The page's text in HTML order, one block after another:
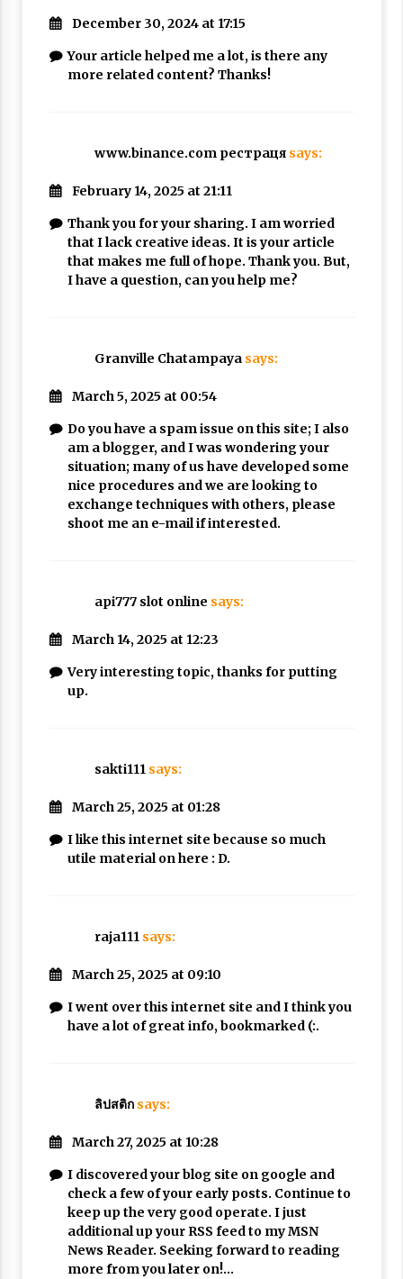
December 30, 2024 at 17:15
Your article helped me a lot, is there any
more related content? Thanks!
www.binance.com рестраця says:
February 14, 2025 at 21:11
Thank you for your sharing. I am worried
that I lack creative ideas. It is your article
that makes me full of hope. Thank you. But,
I have a question, can you help me?
Granville Chatampaya says:
March 5, 2025 at 00:54
Do you have a spam issue on this site; I also
am a blogger, and I was wondering your
situation; many of us have developed some
nice procedures and we are looking to
exchange techniques with others, please
shoot me an e-mail if interested.
api777 slot online says:
March 14, 2025 at 12:23
Very interesting topic, thanks for putting
up.
sakti111 says:
March 25, 2025 at 01:28
I like this internet site because so much
utile material on here : D.
raja111 says:
March 25, 2025 at 09:10
I went over this internet site and I think you
have a lot of great info, bookmarked (:.
ลิปสติก says:
March 27, 2025 at 10:28
I discovered your blog site on google and
check a few of your early posts. Continue to
keep up the very good operate. I just
additional up your RSS feed to my MSN
News Reader. Seeking forward to reading
more from you later on!…